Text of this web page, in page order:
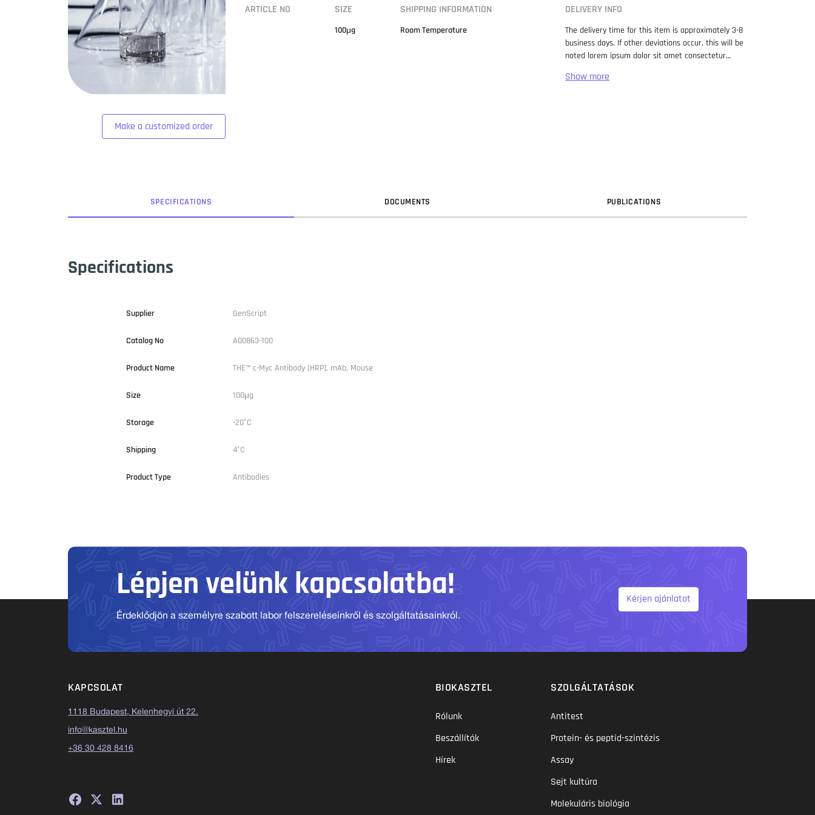
Make a customized order
ARTICLE NO SIZE
100μg
SHIPPING INFORMATION
Room Temperature
DELIVERY INFO
The delivery time for this item is approximately 3-8
business days. If other deviations occur, this will be
noted lorem ipsum dolor sit amet consectetur
standard dummy text ever since the 1500s, when
SPECIFICATIONS DOCUMENTS PUBLICATIONS
Specifications
Supplier GenScript
Catalog No A00863-100
Product Name THE™ c-Myc Antibody [HRP], mAb, Mouse
Size 100μg
Storage -20°C
Shipping 4°C
Product Type Antibodies
Lépjen velünk kapcsolatba!
Érdeklődjön a személyre szabott labor felszereléseinkről és szolgáltatásainkról.
Kérjen ajánlatot
KAPCSOLAT
1118 Budapest, Kelenhegyi út 22.
info@kasztel.hu
+36 30 428 8416
BIOKASZTEL
Rólunk
Beszállítók
Hírek
SZOLGÁLTATÁSOK
Antitest
Protein- és peptid-szintézis
Assay
Sejt kultúra
Molekuláris biológia